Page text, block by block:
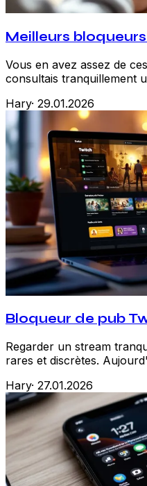
Meilleurs
Vous en avez assez de
consultais tranquillement
Hary· 29.01.2026
Bloqueur de pub
Regarder un stream
rares et discrètes.
Hary· 27.01.2026